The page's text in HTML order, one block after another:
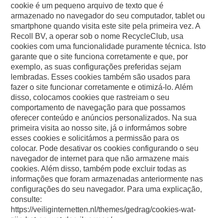
cookie é um pequeno arquivo de texto que é
armazenado no navegador do seu computador, tablet ou
smartphone quando visita este site pela primeira vez. A
Recoll BV, a operar sob o nome RecycleClub, usa
cookies com uma funcionalidade puramente técnica. Isto
garante que o site funciona corretamente e que, por
exemplo, as suas configurações preferidas sejam
lembradas. Esses cookies também são usados para
fazer o site funcionar corretamente e otimizá-lo. Além
disso, colocamos cookies que rastreiam o seu
comportamento de navegação para que possamos
oferecer conteúdo e anúncios personalizados. Na sua
primeira visita ao nosso site, já o informámos sobre
esses cookies e solicitámos a permissão para os
colocar. Pode desativar os cookies configurando o seu
navegador de internet para que não armazene mais
cookies. Além disso, também pode excluir todas as
informações que foram armazenadas anteriormente nas
configurações do seu navegador. Para uma explicação,
consulte:
https://veiliginternetten.nl/themes/gedrag/cookies-wat-